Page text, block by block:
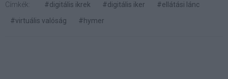
Címkék: #digitális ikrek #digitális iker
#ellátási lánc
#virtuális valóság
#hymer